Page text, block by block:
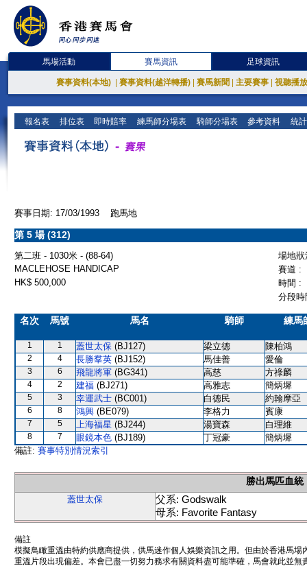
馬場活動 賽馬資訊 足球資訊
賽事資料(本地) 賽事資料(越洋轉播) 賽馬新聞 主要賽事 視聽播
報名表 排位表 即時賠率 練馬師分場表 騎師分場表 參考資料 統
賽事日期: 17/03/1993 跑馬地
第 5 場 (312)
第二班 - 1030米 - (88-64)
場地
MACLEHOSE HANDICAP
賽道 :
HK$ 500,000
時間 :
分段
名次 馬號 馬名 騎師 練馬
1 1 蓋世太保 (BJ127) 梁立德 陳柏鴻
2 4 長勝羣英 (BJ152) 馬佳善 愛倫
3 6 飛龍將軍 (BG341) 高慈 方祿麟
4 2 建福 (BJ271) 高雅志 簡炳墀
5 3 幸運武士 (BC001) 白德民 約翰摩亞
6 8 鴻興 (BE079) 李格力 賓康
7 5 上海福星 (BJ244) 湯寶森 白理維
8 7 眼鏡本色 (BJ189) 丁冠豪
簡炳墀
備註: 賽事特別情況索引
勝出馬匹血統
蓋世太保
父系: Godswalk
母系: Favorite Fantasy
備註
模擬鳥瞰重溫由特約供應商提供，供馬迷作個人娛樂資訊之用。但由於香港馬
重溫片段出現偏差。本會已盡一切努力務求有關資料盡可能準確，馬會就此並